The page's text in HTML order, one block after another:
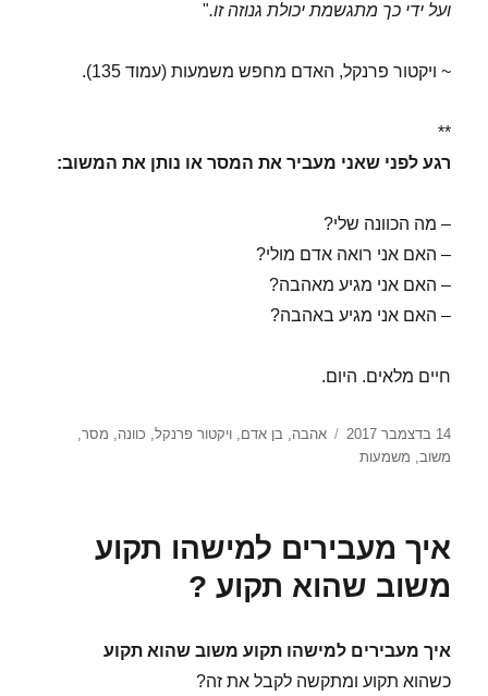
ועל ידי כך מתגשמת יכולת גנוזה זו."
~ ויקטור פרנקל, האדם מחפש משמעות (עמוד 135).
**
רגע לפני שאני מעביר את המסר או נותן את המשוב:
– מה הכוונה שלי?
– האם אני רואה אדם מולי?
– האם אני מגיע מאהבה?
– האם אני מגיע באהבה?
חיים מלאים. היום.
פורסם
בתאריך
14 בדצמבר 2017 תגיות
אהבה,בן אדם,ויקטור פרנקל, כוונה, מסר,
משוב, משמעות
איך מעבירים למישהו תקוע
משוב שהוא תקוע ?
איך מעבירים למישהו תקוע משוב שהוא תקוע
כשהוא תקוע ומתקשה לקבל את זה?